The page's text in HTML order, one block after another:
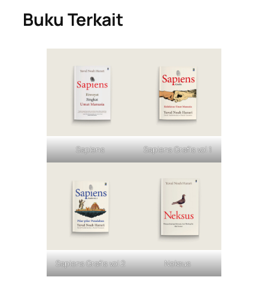
Buku Terkait
Sapiens Sapiens Grafis vol 1
Sapiens Grafis vol 2 Neksus